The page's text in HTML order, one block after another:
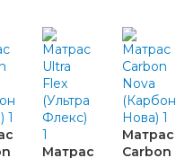
Матрас
Матрас
Carbon